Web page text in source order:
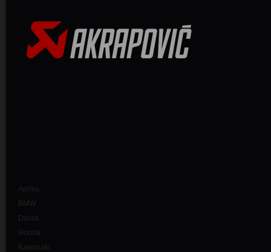
Aprilia
BMW
Ducati
Honda
Kawasaki